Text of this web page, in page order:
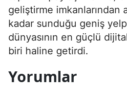
geliştirme imkanlarından
kadar sunduğu geniş
dünyasının en güçlü
biri haline getirdi.
Yorumlar